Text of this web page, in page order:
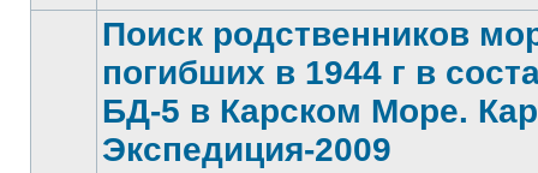
Поиск родственников
погибших в 1944 г в
БД-5 в Карском Море.
Экспедиция-2009